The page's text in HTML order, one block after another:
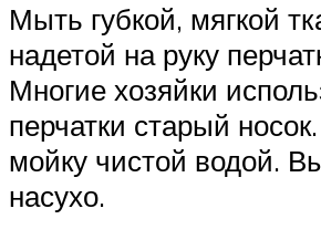
Мыть губкой, мягкой
надетой на руку
Многие хозяйки
перчатки старый
мойку чистой водой.
насухо.